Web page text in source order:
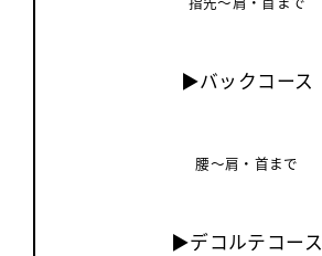
▶バックコース
腰～肩・首まで
▶デコルテコース